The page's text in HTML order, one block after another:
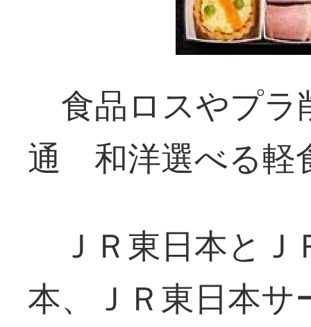
食品ロスやプ
通 和洋選べる軽
ＪＲ東日本とＪ
本、ＪＲ東日本